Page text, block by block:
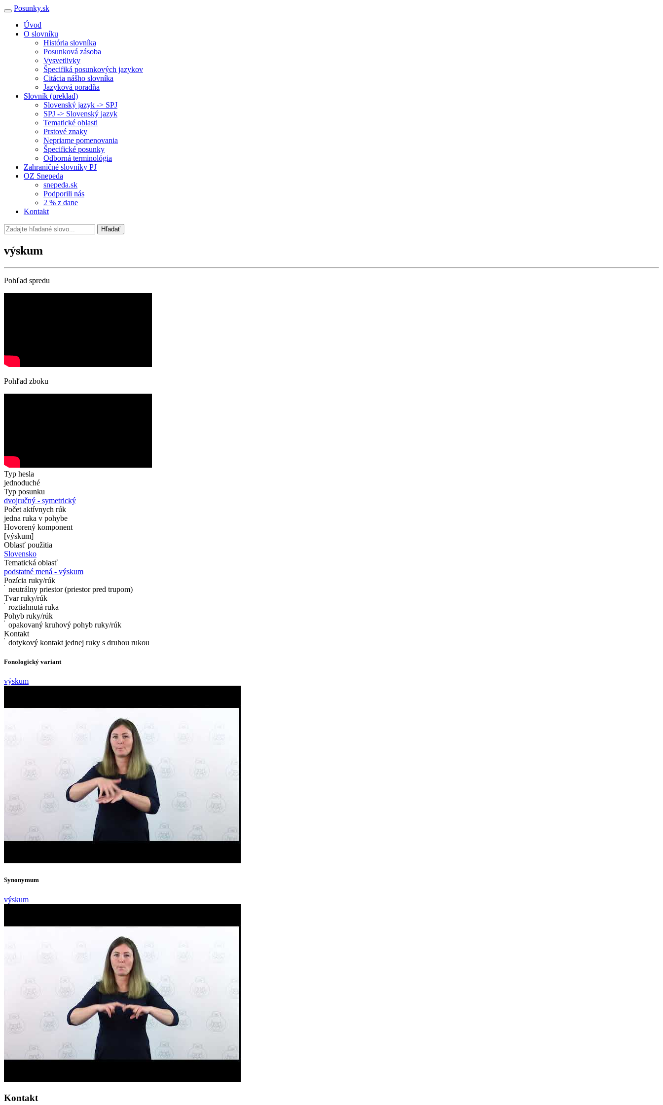
Posunky.sk
Úvod
O slovníku
História slovníka
Posunková zásoba
Vysvetlivky
Špecifiká posunkových jazykov
Citácia nášho slovníka
Jazyková poradňa
Slovník (preklad)
Slovenský jazyk -> SPJ
SPJ -> Slovenský jazyk
Tematické oblasti
Prstové znaky
Nepriame pomenovania
Špecifické posunky
Odborná terminológia
Zahraničné slovníky PJ
OZ Snepeda
snepeda.sk
Podporili nás
2 % z dane
Kontakt
Hľadať
výskum
Pohľad spredu
Pohľad zboku
Typ hesla
jednoduché
Typ posunku
dvojručný - symetrický
Počet aktívnych rúk
jedna ruka v pohybe
Hovorený komponent
[výskum]
Oblasť použitia
Slovensko
Tematická oblasť
podstatné mená - výskum
Pozícia ruky/rúk
neutrálny priestor (priestor pred trupom)
Tvar ruky/rúk
roztiahnutá ruka
Pohyb ruky/rúk
opakovaný kruhový pohyb ruky/rúk
Kontakt
dotykový kontakt jednej ruky s druhou rukou
Fonologický variant
výskum
Synonymum
výskum
Kontakt